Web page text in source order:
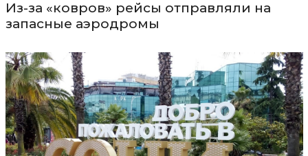
Из-за «ковров» рейсы отправляли на
запасные аэродромы